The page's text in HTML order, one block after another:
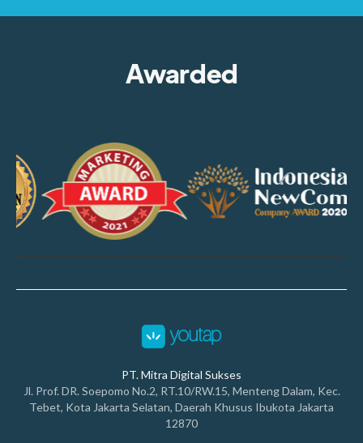
Awarded
PT. Mitra Digital Sukses
Jl. Prof. DR. Soepomo No.2, RT.10/RW.15, Menteng Dalam, Kec.
Tebet, Kota Jakarta Selatan, Daerah Khusus Ibukota Jakarta
12870